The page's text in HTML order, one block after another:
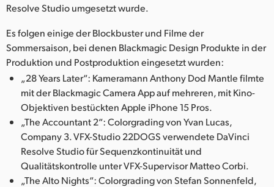
Netherlands
New Zealand
Norway
Poland
Portugal
Singapore
South Africa
Resolve Studio umgesetzt wurde.
Es folgen einige der Blockbuster und Filme der
Sommersaison, bei denen Blackmagic Design Produkte in der
Produktion und Postproduktion eingesetzt wurden:
„28 Years Later“: Kameramann Anthony Dod Mantle filmte
mit der Blackmagic Camera App auf mehreren, mit Kino-
Objektiven bestückten Apple iPhone 15 Pros.
„The Accountant 2“: Colorgrading von Yvan Lucas,
Company 3. VFX-Studio 22DOGS verwendete DaVinci
Resolve Studio für Sequenzkontinuität und
Qualitätskontrolle unter VFX-Supervisor Matteo Corbi.
„The Alto Nights“: Colorgrading von Stefan Sonnenfeld,